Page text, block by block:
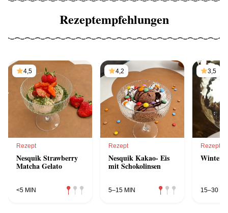
Rezeptempfehlungen
4,5
Rezept
Nesquik Strawberry
Matcha Gelato
<5 MIN
4,2
Rezept
Nesquik Kakao- Eis
mit Schokolinsen
5–15 MIN
3,5
Rezept
15–30